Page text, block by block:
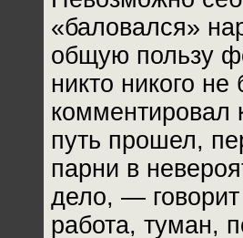
«баловался»
общую пользу
никто никого
путь прошел,
парни в
дело, —
работа, туман,